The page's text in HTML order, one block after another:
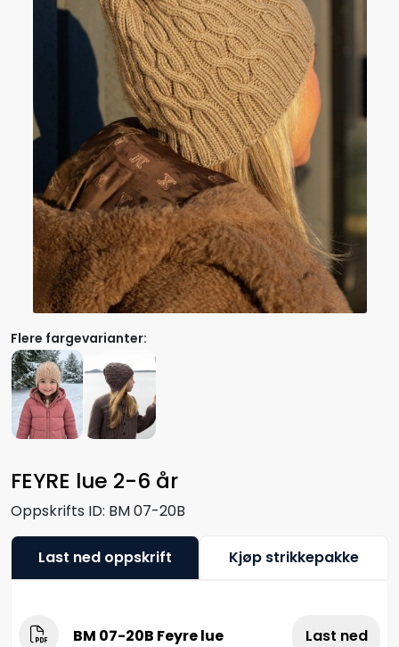
FEYRE lue 2-6 år
Oppskrifts ID: BM 07-20B
Flere fargevarianter:
Last ned oppskrift Kjøp strikkepakke
BM 07-20B Feyre lue Last ned
Outlet